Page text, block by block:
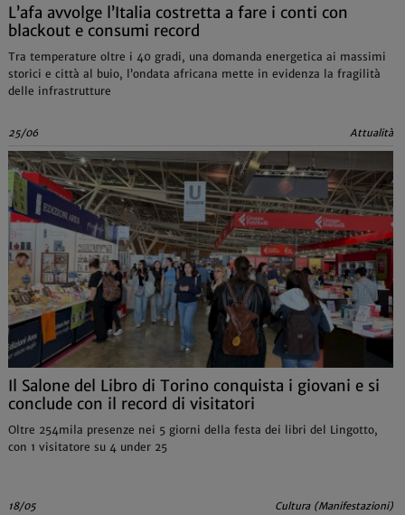
L’afa avvolge l’Italia costretta a fare i conti con
blackout e consumi record
Tra temperature oltre i 40 gradi, una domanda energetica ai massimi
storici e città al buio, l’ondata africana mette in evidenza la fragilità
delle infrastrutture
25/06 Attualità
Il Salone del Libro di Torino conquista i giovani e si
conclude con il record di visitatori
Oltre 254mila presenze nei 5 giorni della festa dei libri del Lingotto,
con 1 visitatore su 4 under 25
18/05 Cultura (Manifestazioni)